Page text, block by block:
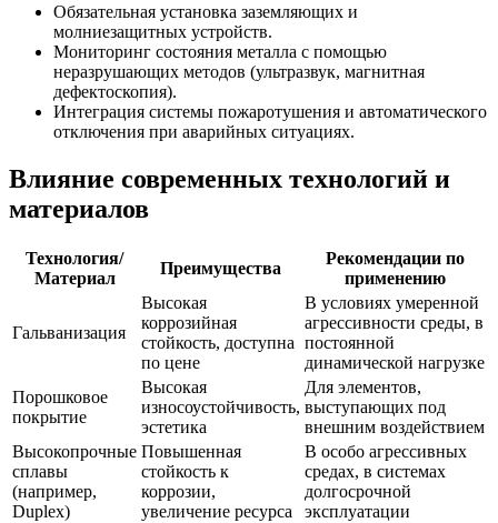
Обязательная установка заземляющих и
молниезащитных устройств.
Мониторинг состояния металла с помощью
неразрушающих методов (ультразвук, магнитная
дефектоскопия).
Интеграция системы пожаротушения и автоматического
отключения при аварийных ситуациях.
Влияние современных технологий и
материалов
Технология/
Материал
Преимущества
Рекомендации по
применению
Гальванизация
Высокая
коррозийная
стойкость, доступна
по цене
В условиях умеренной
агрессивности среды, в
постоянной
динамической нагрузке
Порошковое
покрытие
Высокая
износоустойчивость,
эстетика
Для элементов,
выступающих под
внешним воздействием
Высокопрочные
сплавы
(например,
Duplex)
Повышенная
стойкость к
коррозии,
увеличение ресурса
В особо агрессивных
средах, в системах
долгосрочной
эксплуатации